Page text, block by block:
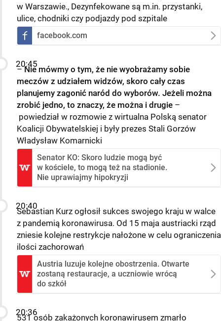
w Warszawie., Dezynfekowane są m.in. przystanki,
ulice, chodniki czy podjazdy pod szpitale
facebook.com
20:45
–Nie mówmy o tym, że nie wyobrażamy sobie
meczów z udziałem widzów, skoro cały czas
planujemy zagonić naród do wyborów. Jeżeli można
zrobić jedno, to znaczy, że można i drugie –
powiedział w rozmowie z wirtualna Polską senator
Koalicji Obywatelskiej i były prezes Stali Gorzów
Władysław Komarnicki
Senator KO: Skoro ludzie mogą być
w kościele, to mogą też na stadionie.
Nie uprawiajmy hipokryzji
20:40
Sebastian Kurz ogłosił sukces swojego kraju w walce
z pandemią koronawirusa. Od 15 maja austriacki rząd
zniesie kolejne restrykcje nałożone w celu ograniczenia
ilości zachorowań
Austria luzuje kolejne obostrzenia. Otwarte
zostaną restauracje, a uczniowie wrócą
do szkół
20:36
531 osób zakażonych koronawirusem zmarło